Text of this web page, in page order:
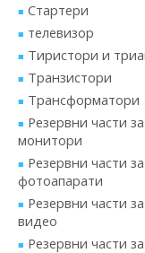
Стартери
телевизор
Тиристори и
Транзистори
Трансформатори
Резервни части
монитори
Резервни части
фотоапарати
Резервни части
видео
Резервни части